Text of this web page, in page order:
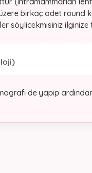
birkaç adet
söylicekmisiniz ilginize
de yapip